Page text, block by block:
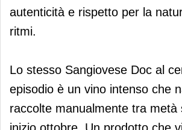
autenticità e rispetto per la
ritmi.
Lo stesso Sangiovese Doc al
episodio è un vino intenso che
raccolte manualmente tra metà
inizio ottobre. Un prodotto che